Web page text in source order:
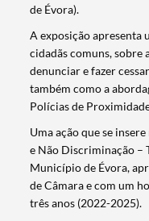
de Évora).
A exposição apresenta
cidadãs comuns, sobre
denunciar e fazer
também como a
Polícias de
Uma ação que se
e Não Discriminação –
Município de Évora,
de Câmara e com um
três anos (2022-2025).